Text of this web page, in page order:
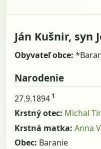
Ján Kušnir, syn
Obyvateľ obce:
Narodenie
27.9.1894 1
Krstný otec: Michal
Krstná matka: Anna
Obec: Baranie